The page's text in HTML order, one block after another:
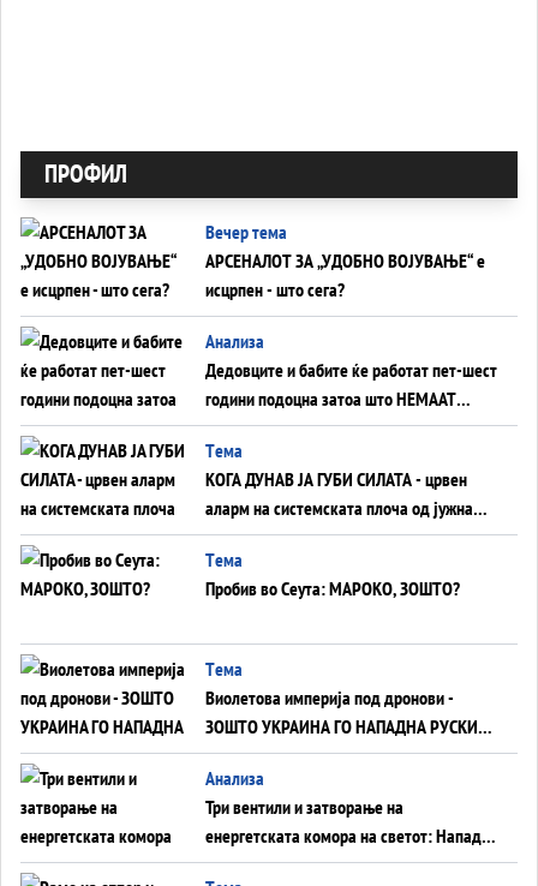
ПРОФИЛ
Вечер тема
АРСЕНАЛОТ ЗА „УДОБНО ВОЈУВАЊЕ“ е
исцрпен - што сега?
Анализа
Дедовците и бабите ќе работат пет-шест
години подоцна затоа што НЕМААТ
ВНУЦИ ДА ГИ ЗАМЕНАТ
Tема
КОГА ДУНАВ ЈА ГУБИ СИЛАТА - црвен
аларм на системската плоча од јужна
Германија до Црното Море...
Tема
Пробив во Сеута: МАРОКО, ЗОШТО?
Tема
Виолетова империја под дронови -
ЗОШТО УКРАИНА ГО НАПАДНА РУСКИОТ
WILDBERRIES
Aнализа
Три вентили и затворање на
енергетската комора на светот: Нападот
во Суец најавува глобален енергетски